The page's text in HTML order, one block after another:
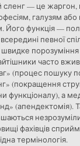
сленг — це жаргон,
галузям або
Його функція —
певної
часто
(процес пошуку
(покращення
функціоналу), а
(апендектомія).
фахівців
термінологія.